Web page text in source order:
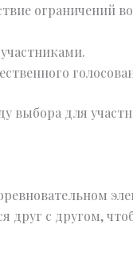
ограничений
выбора для
с другом,